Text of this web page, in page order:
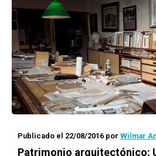
Publicado el 22/08/2016 por Wilmar
Patrimonio arquitectónico: